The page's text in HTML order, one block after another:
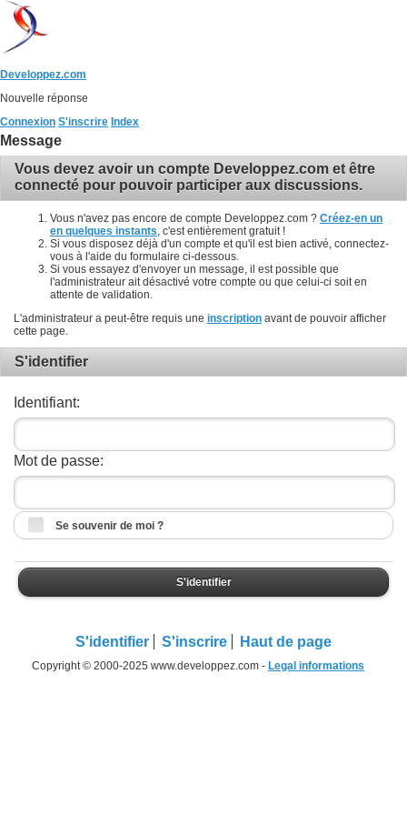
Developpez.com
Nouvelle réponse
Connexion S'inscrire Index
Message
Vous devez avoir un compte Developpez.com et être
connecté pour pouvoir participer aux discussions.
Vous n'avez pas encore de compte Developpez.com ? Créez-en un
en quelques instants , c'est entièrement gratuit !
Si vous disposez déjà d'un compte et qu'il est bien activé, connectez-
vous à l'aide du formulaire ci-dessous.
Si vous essayez d'envoyer un message, il est possible que
l'administrateur ait désactivé votre compte ou que celui-ci soit en
attente de validation.
L'administrateur a peut-être requis une inscription avant de pouvoir afficher
cette page.
S'identifier
Identifiant:
Mot de passe:
Se souvenir de moi ?
S'identifier
S'identifier S'inscrire Haut de page
Copyright © 2000-2025 www.developpez.com - Legal informations